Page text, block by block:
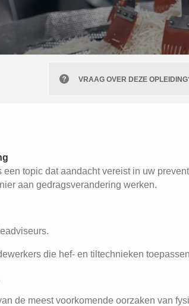
VRAAG OVER DEZE
een topic dat aandacht vereist in uw
aan gedragsverandering werken.
die hef- en tiltechnieken
de meest voorkomende oorzaken van